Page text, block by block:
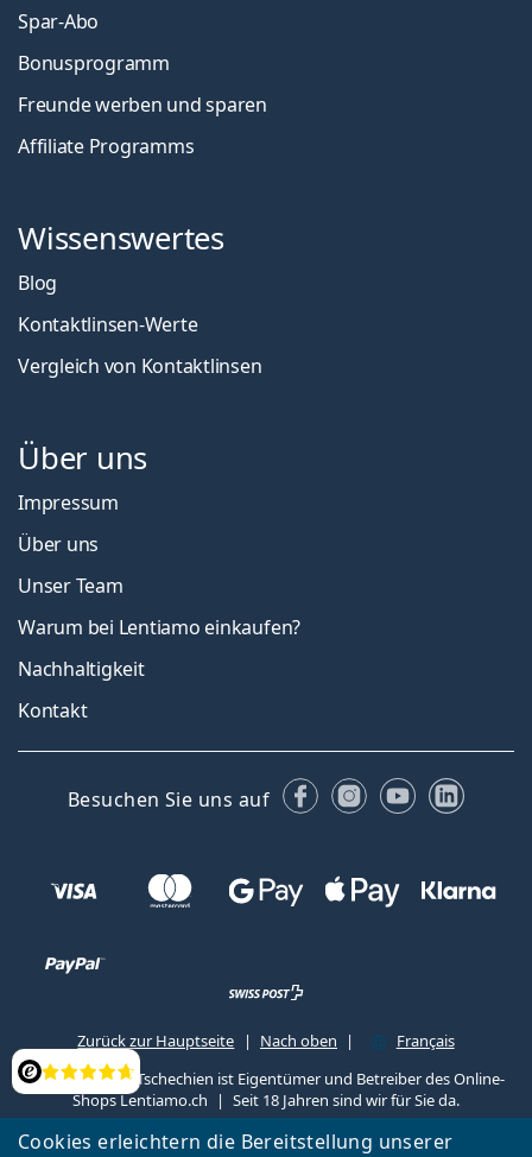
Cookies erleichtern die Bereitstellung unserer
Bewertung
Spar-Abo
Bonusprogramm
Freunde werben und sparen
Affiliate Programms
Wissenswertes
Blog
Kontaktlinsen-Werte
Vergleich von Kontaktlinsen
Über uns
Impressum
Über uns
Unser Team
Warum bei Lentiamo einkaufen?
Nachhaltigkeit
Kontakt
Besuchen Sie uns auf FacebookInstagram
YouTube
Zurück zur Hauptseite Nach oben
Français
Lentiamo s.r.o., Tschechien ist Eigentümer und Betreiber des Online-
Shops Lentiamo.ch
Seit 18 Jahren sind wir für Sie da.